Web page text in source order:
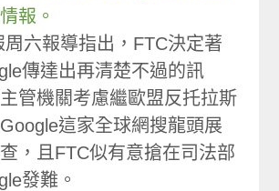
報。
六報導指出，FTC決定著
傳達出再清楚不過的訊
管機關考慮繼歐盟反托拉斯
這家全球網搜龍頭展
，且FTC似有意搶在司法部
發難。